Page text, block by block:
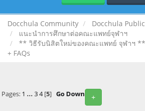
Docchula Community
Docchula
แนะนำการศึกษาต่อคณะแพทย์จุฬาฯ
** วิธีรับนิสิตใหม่ของคณะแพทย์ จุฬาฯ **
+ FAQs
+
Pages: 1 ... 3 4[5] Go Down